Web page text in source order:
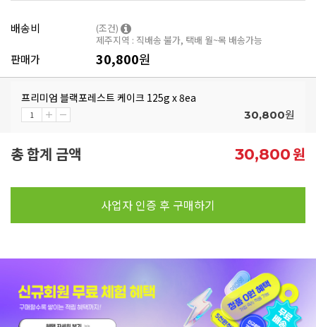
배송비
(조건)
제주지역 : 직배송 불가, 택배 월~목 배송가능
판매가 30,800원
프리미엄 블랙포레스트 케이크 125g x 8ea
30,800원
총 합계 금액 30,800원
사업자 인증 후 구매하기